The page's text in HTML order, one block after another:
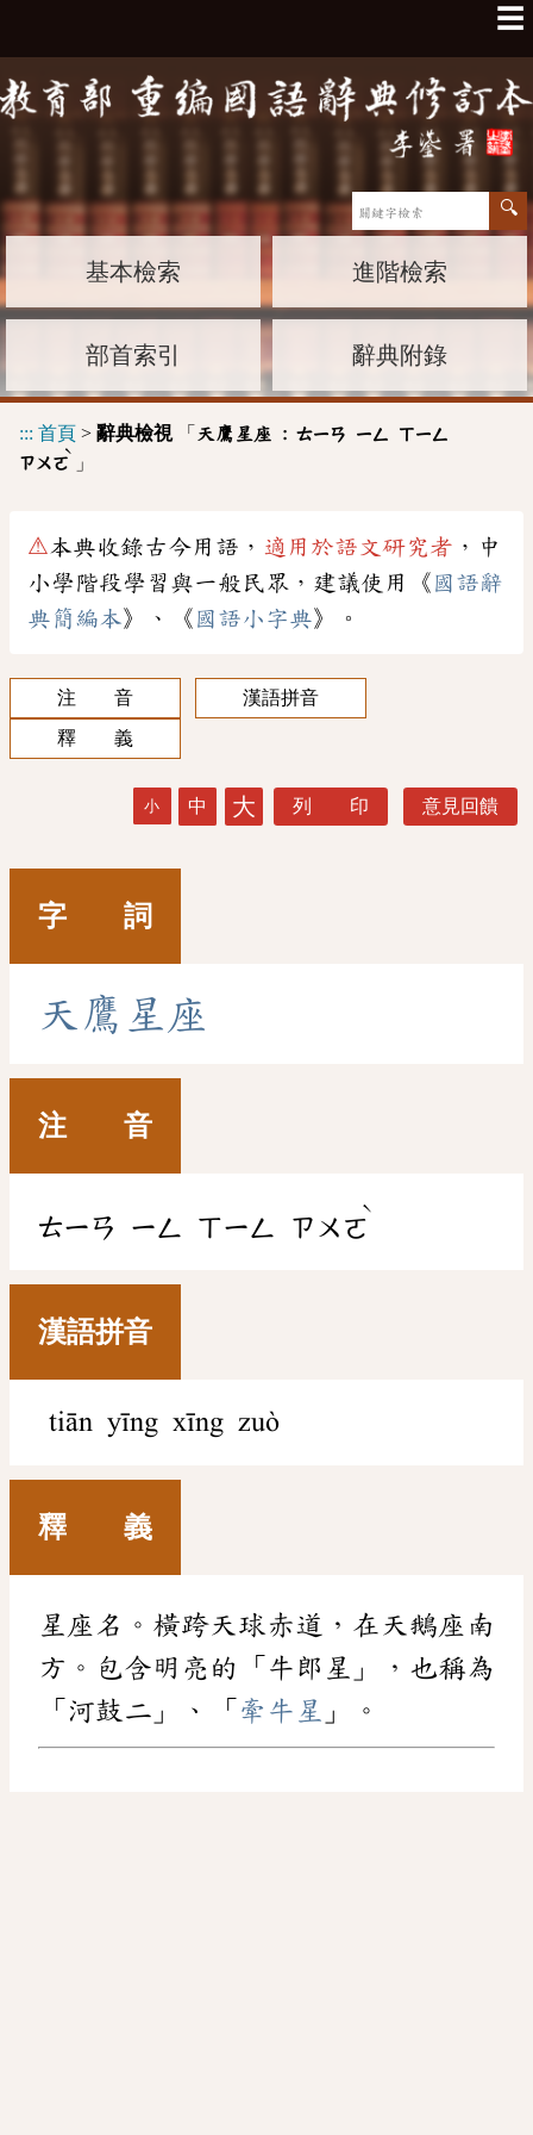
☰
基本檢索 進階檢索
部首索引 辭典附錄
::: 首頁 > 辭典檢視「 天鷹星座 : ㄊㄧㄢ ㄧㄥ
ㄒㄧㄥ
ㄗㄨㄛ
ˋ
」
⚠本典收錄古今用語， 適用於語文研究者 ，中
小學階段學習與一般民眾，建議使用《 國語辭
典簡編本》、《 國語小字典》。
注 音
漢語拼音
釋 義
小 中 大 列 印 意見回饋
字 詞
天 鷹 星 座
注 音
ㄊㄧㄢ ㄧㄥ ㄒㄧㄥ ㄗㄨㄛ
ˋ
漢語拼音
tiān yīng xīng zuò
釋 義
星座名。橫跨天球赤道，在天鵝座南
方。包含明亮的「牛郎星」，也稱為
「河鼓二」、「 牽牛星 」。